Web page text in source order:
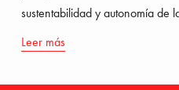
sustentabilidad y autonomía de
Leer más